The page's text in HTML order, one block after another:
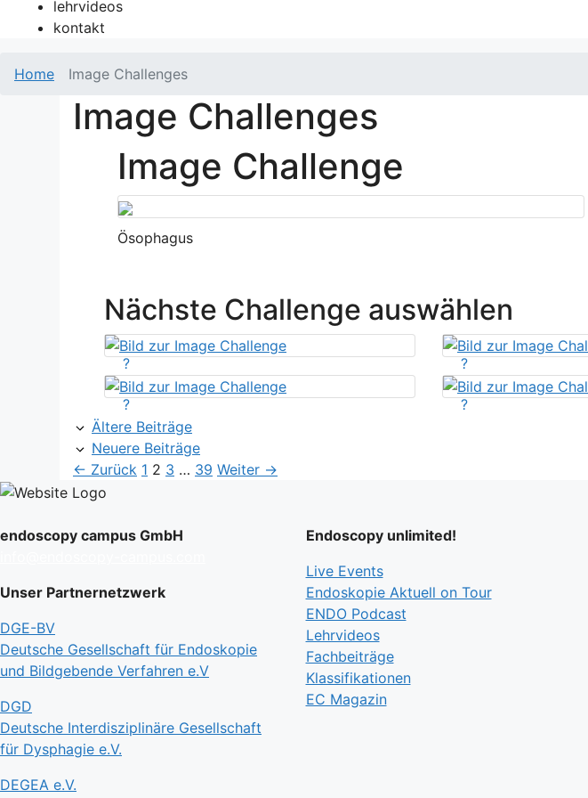
lehrvideos
kontakt
Home Image Challenges
Image Challenges
Image Challenge
Ösophagus
Nächste Challenge auswählen
? ?
? ?
Ältere Beiträge
Neuere Beiträge
← Zurück Seite
1 Seite
2 Seite
3 … Seite
39 Weiter →
endoscopy campus GmbH
Unser Partnernetzwerk
DGE-BV
Deutsche Gesellschaft für Endoskopie
und Bildgebende Verfahren e.V
DGD
Deutsche Interdisziplinäre Gesellschaft
für Dysphagie e.V.
DEGEA e.V.
Endoscopy unlimited!
Live Events
Endoskopie Aktuell on Tour
ENDO Podcast
Lehrvideos
Fachbeiträge
Klassifikationen
EC Magazin